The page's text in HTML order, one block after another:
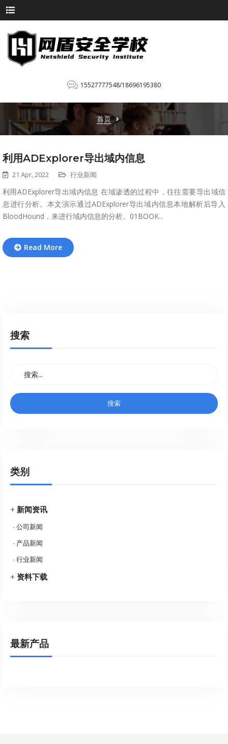
15527777548/18696195380
首页
利用ADExplorer导出域内信息
21 Apr, 2022 行业新闻
利用ADExplorer导出域内信息 在域渗透的过程中，往往需要导出域信
息进行分析。本文演示通过ADExplorer导出域内信息本地解析后导入
BloodHound，来进行域内信息的分析。01BOOK...
Read More
搜索
类别
+ 新闻资讯
-公司新闻
- 产品新闻
-行业新闻
+ 资料下载
最新产品